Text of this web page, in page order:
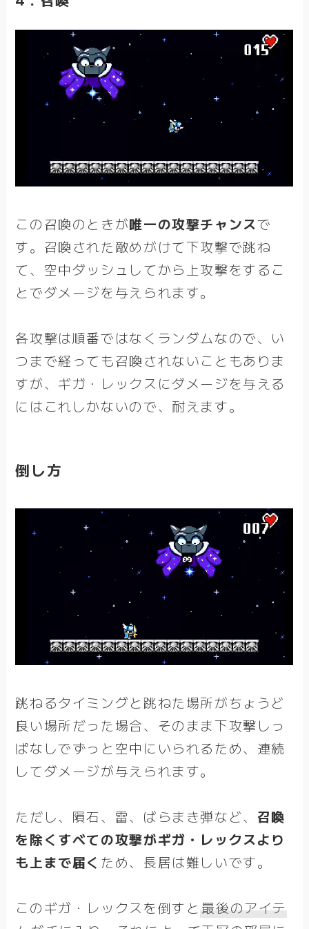
この召喚のときが唯一の攻撃チャンスで
す。召喚された敵めがけて下攻撃で跳ね
て、空中ダッシュしてから上攻撃をするこ
とでダメージを与えられます。
各攻撃は順番ではなくランダムなので、い
つまで経っても召喚されないこともありま
すが、ギガ・レックスにダメージを与える
にはこれしかないので、耐えます。
倒し方
跳ねるタイミングと跳ねた場所がちょうど
良い場所だった場合、そのまま下攻撃しっ
ぱなしでずっと空中にいられるため、連続
してダメージが与えられます。
ただし、隕石、雷、ばらまき弾など、 召喚
を除くすべての攻撃がギガ・レックスより
も上まで届く ため、長居は難しいです。
このギガ・レックスを倒すと 最後のアイテ